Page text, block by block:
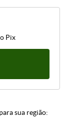
Pix
sua região: